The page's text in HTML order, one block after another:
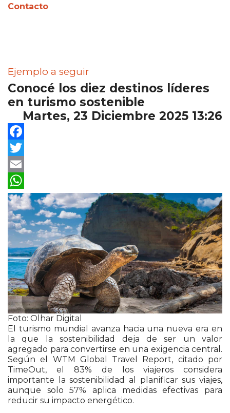
Contacto
Ejemplo a seguir
Conocé los diez destinos líderes
en turismo sostenible
Martes, 23 Diciembre 2025 13:26
Facebook
Twitter
Email
WhatsApp
Foto: Olhar Digital
El turismo mundial avanza hacia una nueva era en
la que la sostenibilidad deja de ser un valor
agregado para convertirse en una exigencia central.
Según el WTM Global Travel Report, citado por
TimeOut, el 83% de los viajeros considera
importante la sostenibilidad al planificar sus viajes,
aunque solo 57% aplica medidas efectivas para
reducir su impacto energético.